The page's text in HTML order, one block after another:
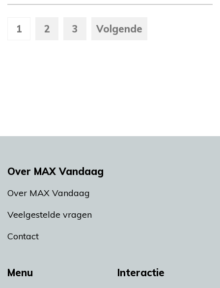
1 2 3 Volgende
Menu Interactie
Over MAX Vandaag
Over MAX Vandaag
Veelgestelde vragen
Contact